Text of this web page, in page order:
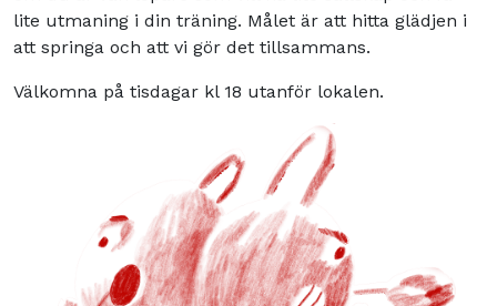
lite utmaning i din träning. Målet är att hitta glädjen i
att springa och att vi gör det tillsammans.
Välkomna på tisdagar kl 18 utanför lokalen.